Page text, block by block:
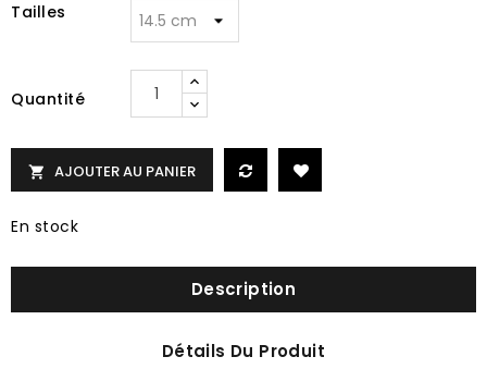
Tailles
Quantité
 AJOUTER AU PANIER
En stock
Description
Détails Du Produit